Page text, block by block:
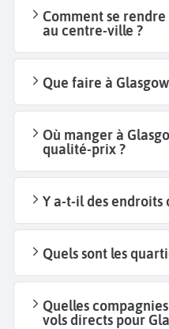
Comment se
au centre-ville ?
Que faire à
Où manger à
qualité-prix ?
Y a-t-il des endroits
Quels sont les
Quelles
vols directs pour